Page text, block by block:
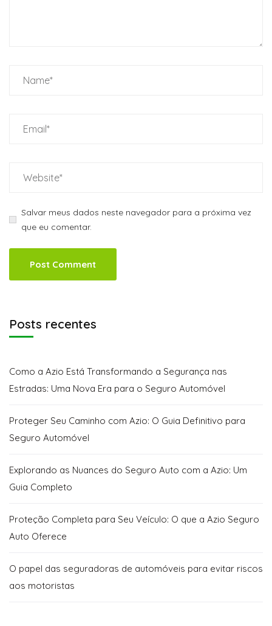
Salvar meus dados neste navegador para a próxima vez
que eu comentar.
Posts recentes
Como a Azio Está Transformando a Segurança nas
Estradas: Uma Nova Era para o Seguro Automóvel
Proteger Seu Caminho com Azio: O Guia Definitivo para
Seguro Automóvel
Explorando as Nuances do Seguro Auto com a Azio: Um
Guia Completo
Proteção Completa para Seu Veículo: O que a Azio Seguro
Auto Oferece
O papel das seguradoras de automóveis para evitar riscos
aos motoristas